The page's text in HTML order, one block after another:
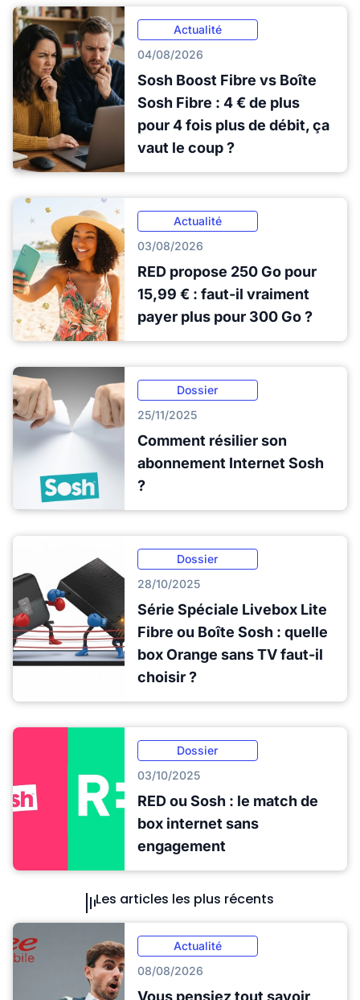
Actualité
04/08/2026
Sosh Boost Fibre vs Boîte
Sosh Fibre : 4 € de plus
pour 4 fois plus de débit, ça
vaut le coup ?
Actualité
03/08/2026
RED propose 250 Go pour
15,99 € : faut-il vraiment
payer plus pour 300 Go ?
Dossier
25/11/2025
Comment résilier son
abonnement Internet Sosh
?
Dossier
28/10/2025
Série Spéciale Livebox Lite
Fibre ou Boîte Sosh : quelle
box Orange sans TV faut-il
choisir ?
Dossier
03/10/2025
RED ou Sosh : le match de
box internet sans
engagement
Les articles les plus récents
Actualité
08/08/2026